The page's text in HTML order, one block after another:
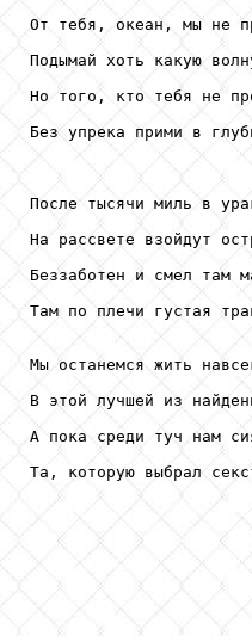
От тебя, океан, мы не
Подымай хоть какую
Но того, кто тебя не
Без упрека прими в
После тысячи миль в
На рассвете взойдут
Беззаботен и смел там
Там по плечи густая
Мы останемся жить
В этой лучшей из
А пока среди туч нам
Та, которую выбрал